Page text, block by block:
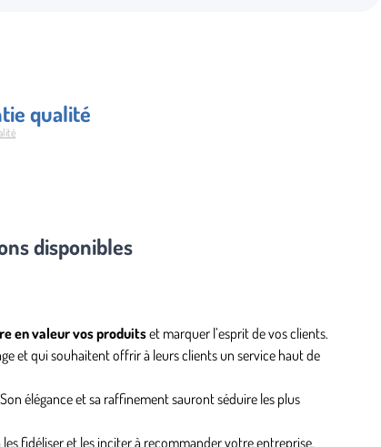
qualité
disponibles
en valeur vos produitset marquer l’esprit de vos clients.
et qui souhaitent offrir à leurs clients un service haut de
élégance et sa raffinement sauront séduire les plus
les fidéliser et les inciter à recommander votre entreprise.